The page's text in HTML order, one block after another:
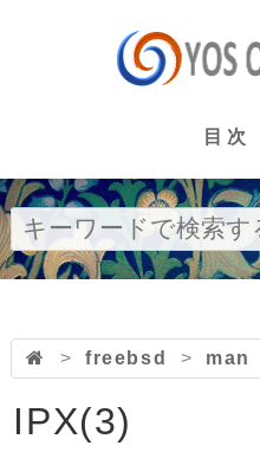
目次
> freebsd > man
IPX(3)